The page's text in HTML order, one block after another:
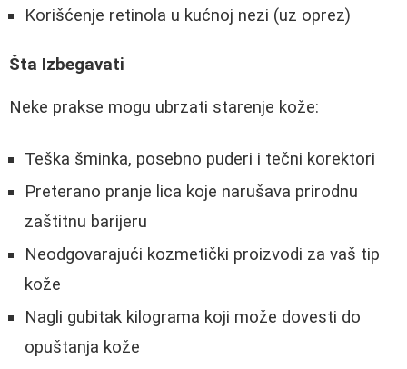
Korišćenje retinola u kućnoj nezi (uz oprez)
Šta Izbegavati
Neke prakse mogu ubrzati starenje kože:
Teška šminka, posebno puderi i tečni korektori
Preterano pranje lica koje narušava prirodnu
zaštitnu barijeru
Neodgovarajući kozmetički proizvodi za vaš tip
kože
Nagli gubitak kilograma koji može dovesti do
opuštanja kože